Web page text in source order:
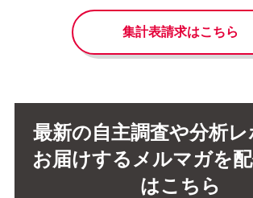
集計表請求はこちら
最新の自主調査や分析
お届けするメルマガを
はこちら